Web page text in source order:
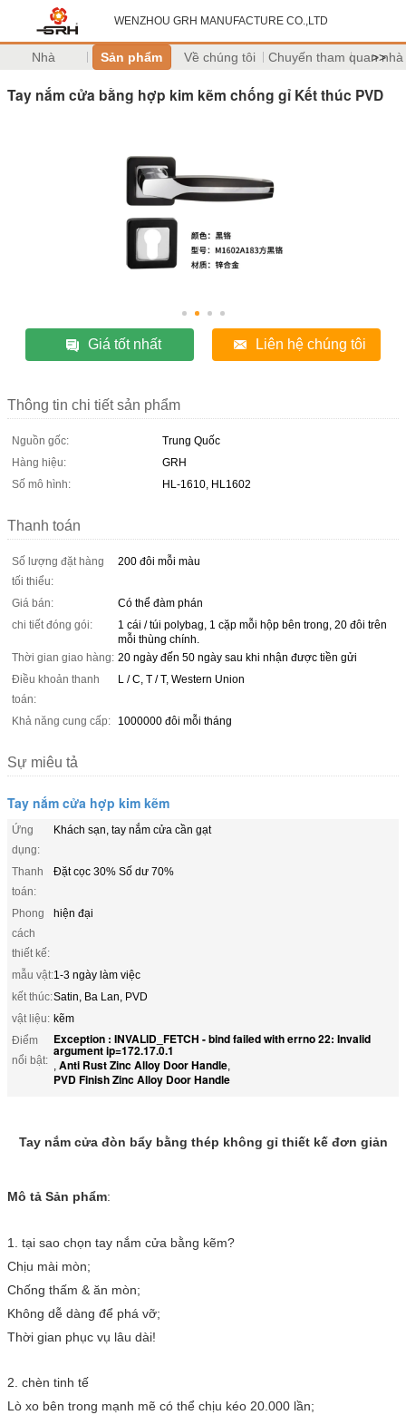
WENZHOU GRH MANUFACTURE CO.,LTD
Nhà Sản phẩm Về chúng tôi Chuyến tham quan nhà
>>
Tay nắm cửa bằng hợp kim kẽm chống gỉ Kết thúc PVD
Giá tốt nhất Liên hệ chúng tôi
Thông tin chi tiết sản phẩm
Nguồn gốc:
Trung Quốc
Hàng hiệu:
GRH
Số mô hình:
HL-1610, HL1602
Thanh toán
Số lượng đặt hàng
tối thiểu:
200 đôi mỗi màu
Giá bán:
Có thể đàm phán
chi tiết đóng gói:
1 cái / túi polybag, 1 cặp mỗi hộp bên trong, 20 đôi trên
mỗi thùng chính.
Thời gian giao hàng: 20 ngày đến 50 ngày sau khi nhận được tiền gửi
Điều khoản thanh
toán:
L / C, T / T, Western Union
Khả năng cung cấp: 1000000 đôi mỗi tháng
Sự miêu tả
Tay nắm cửa hợp kim kẽm
Ứng
dụng:
Khách sạn, tay nắm cửa cần gạt
Thanh
toán:
Đặt cọc 30% Số dư 70%
Phong
cách
thiết kế:
hiện đại
mẫu vật:1-3 ngày làm việc
kết thúc:Satin, Ba Lan, PVD
vật liệu: kẽm
Điểm
nổi bật:
Exception : INVALID_FETCH - bind failed with errno 22: Invalid
argument ip=172.17.0.1
, Anti Rust Zinc Alloy Door Handle,
PVD Finish Zinc Alloy Door Handle
Tay nắm cửa đòn bẩy bằng thép không gỉ thiết kế đơn giản
Mô tả Sản phẩm:
1. tại sao chọn tay nắm cửa bằng kẽm?
Chịu mài mòn;
Chống thấm & ăn mòn;
Không dễ dàng để phá vỡ;
Thời gian phục vụ lâu dài!
2. chèn tinh tế
Lò xo bên trong mạnh mẽ có thể chịu kéo 20.000 lần;